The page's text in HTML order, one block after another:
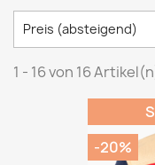
Preis (absteigend)
1 - 16 von 16
-20%